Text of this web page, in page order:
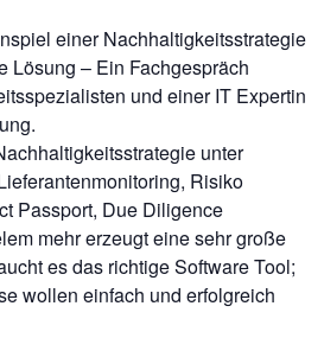
einer Nachhaltigkeitsstrategie
Lösung – Ein Fachgespräch
und einer IT Expertin
unter
Risiko
Passport, Due Diligence
mehr erzeugt eine sehr große
es das richtige Software Tool;
wollen einfach und erfolgreich